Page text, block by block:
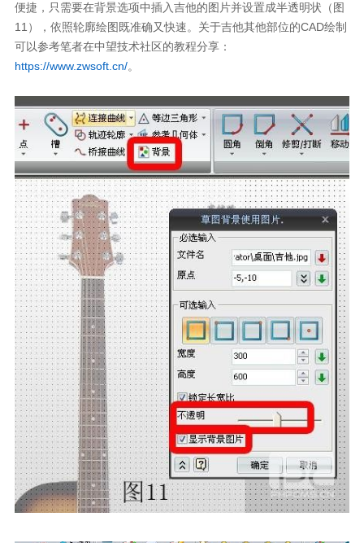
便捷，只需要在背景选项中插入吉他的图片并设置成半透明状（图
11），依照轮廓绘图既准确又快速。关于吉他其他部位的CAD绘制
可以参考笔者在中望技术社区的教程分享：
https://www.zwsoft.cn/。